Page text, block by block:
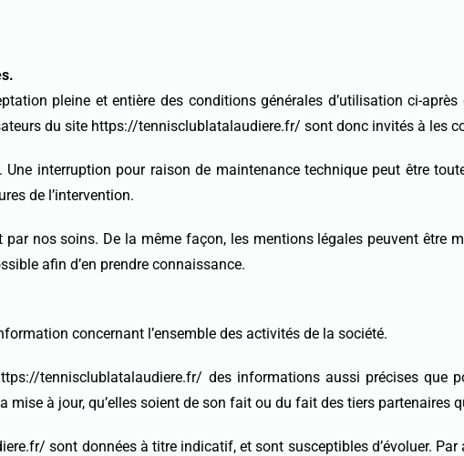
pleine et entière des conditions générales d’utilisation ci-
du site https://tennisclublatalaudiere.fr/ sont donc invités à les
interruption pour raison de maintenance technique peut être
de l’intervention.
nos soins. De la même façon, les mentions légales peuvent être
afin d’en prendre connaissance.
concernant l’ensemble des activités de la société.
tennisclublatalaudiere.fr/ des informations aussi précises que
mise à jour, qu’elles soient de son fait ou du fait des tiers
sont données à titre indicatif, et sont susceptibles d’évoluer.